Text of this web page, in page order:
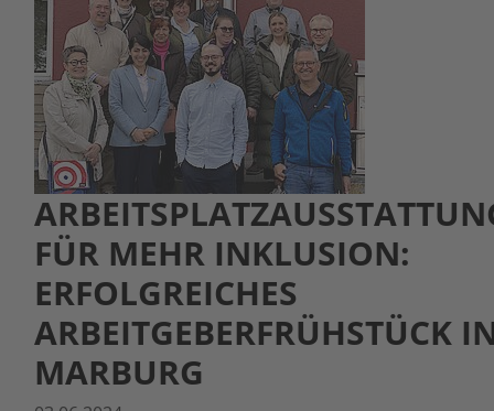
FÜR MEHR INKLUSION:
ERFOLGREICHES
ARBEITGEBERFRÜHSTÜCK
MARBURG